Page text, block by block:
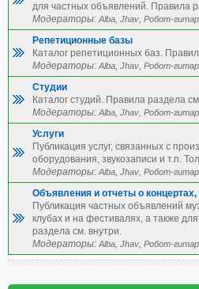
для частных объявлений. Правила
Модераторы:Alba, Jhav, Робот-
Репетиционные базы
Каталог репетиционных баз.
Модераторы:Alba, Jhav, Робот-
Студии
Каталог студий. Правила раздела
Модераторы:Alba, Jhav, Робот-
Услуги
Публикация услуг, связанных с
оборудования, звукозаписи и т.п.
Модераторы:Alba, Jhav, Робот-
Объявления и отчеты о
Публикация частных объявлений
клубах и на фестивалях, а также
раздела см. внутри.
Модераторы:Alba, Jhav, Робот-